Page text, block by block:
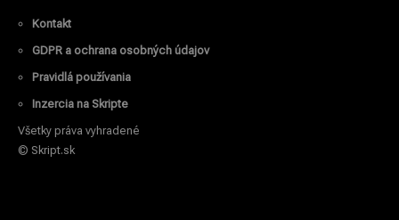
Kontakt
GDPR a ochrana osobných údajov
Pravidlá používania
Inzercia na Skripte
Všetky práva vyhradené
© Skript.sk